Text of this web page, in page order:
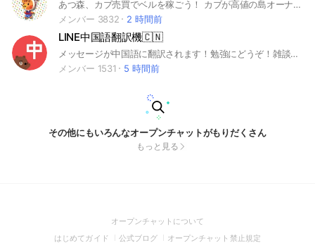
あつ森、カブ売買でベルを稼ごう！ カブが高値の島オーナーさん、お待ちしております。通行料はオーナーさんが自由に設定してください。 #あつ森 #あつまれどうぶつの森 #カブ #株 #ウリ #ベル #攻略 #情報 #交流 #交換 #Switch #募集 #株価 #カブ価 #初心者
メンバー 3832
2 時間前
LINE中国語翻訳機🇨🇳
メッセージが中国語に翻訳されます！勉強にどうぞ！雑談OK
メンバー 1531
5 時間前
その他にもいろんなオープンチャットがもりだくさん
もっと見る
オープンチャットについて
in
はじめてガイド (Open
公式ブログ (Open
オープンチャット禁止規定(Open